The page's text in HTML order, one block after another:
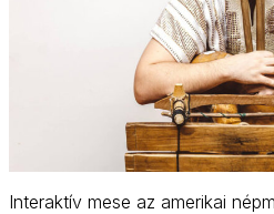
Interaktív mese az amerikai